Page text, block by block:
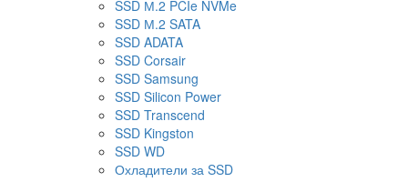
SSD М.2 PCIe NVMe
SSD М.2 SATA
SSD ADATA
SSD Corsair
SSD Samsung
SSD Silicon Power
SSD Transcend
SSD Kingston
SSD WD
Охладители за SSD